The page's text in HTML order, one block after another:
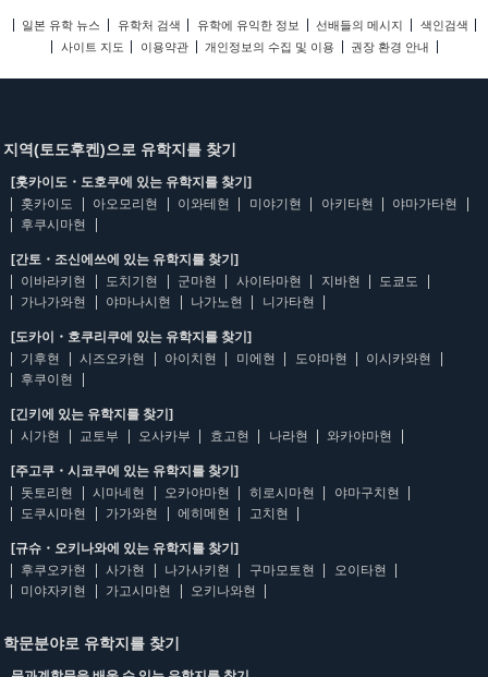
일본 유학 뉴스 유학처 검색 유학에 유익한 정보 선배들의 메시지
색인검색
사이트 지도
이용약관 개인정보의 수집 및 이용 권장 환경 안내
지역(토도후켄)으로 유학지를 찾기
[홋카이도・도호쿠에 있는 유학지를 찾기]
홋카이도
아오모리현 이와테현 미야기현 아키타현
야마가타현
후쿠시마현
[간토・조신에쓰에 있는 유학지를 찾기]
이바라키현
도치기현 군마현 사이타마현 지바현
도쿄도
가나가와현
야마나시현 나가노현 니가타현
[도카이・호쿠리쿠에 있는 유학지를 찾기]
기후현
시즈오카현 아이치현 미에현 도야마현
이시카와현
후쿠이현
[긴키에 있는 유학지를 찾기]
시가현
교토부 오사카부 효고현 나라현 와카야마현
[주고쿠・시코쿠에 있는 유학지를 찾기]
돗토리현
시마네현 오카야마현 히로시마현
야마구치현
도쿠시마현
가가와현 에히메현 고치현
[규슈・오키나와에 있는 유학지를 찾기]
후쿠오카현
사가현 나가사키현 구마모토현
오이타현
미야자키현
가고시마현 오키나와현
학문분야로 유학지를 찾기